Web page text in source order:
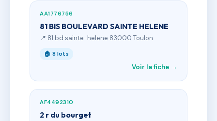
AA1776756
81 BIS BOULEVARD SAINTE HELENE
📍 81 bd sainte-helene 83000 Toulon
🏠 8 lots
Voir la fiche →
AF4492310
2 r du bourget